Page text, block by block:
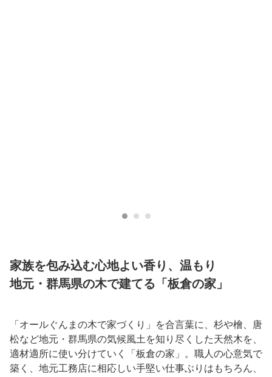
家族を包み込む心地よい香り、温もり
地元・群馬県の木で建てる「板倉の家」
「オールぐんまの木で家づくり」を合言葉に、杉や檜、唐
松など地元・群馬県の気候風土を知り尽くした天然木を、
適材適所に使い分けていく「板倉の家」。職人の心意気で
築く、地元工務店に相応しい手堅い仕事ぶりはもちろん、